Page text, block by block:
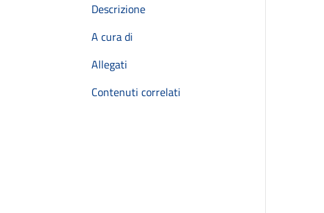
Descrizione
A cura di
Allegati
Contenuti correlati